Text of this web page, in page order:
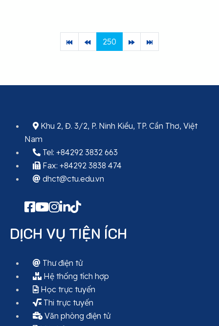
250
Khu 2, Đ. 3/2, P. Ninh Kiều, TP. Cần Thơ, Việt
Nam
Tel: +84292 3832 663
Fax: +84292 3838 474
dhct@ctu.edu.vn
DỊCH VỤ TIỆN ÍCH
Thư điện tử
Hệ thống tích hợp
Học trực tuyến
Thi trực tuyến
Văn phòng điện tử